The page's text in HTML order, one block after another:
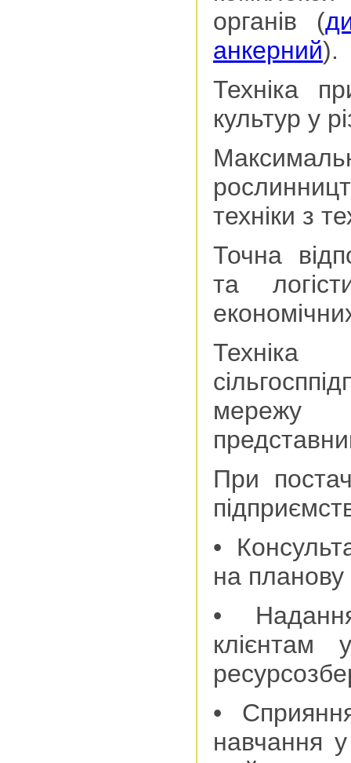
органів (
анкерний).
Техніка
культур у
техніки з
Точна
та
мережу
При
•
на планову
•
•
навчання